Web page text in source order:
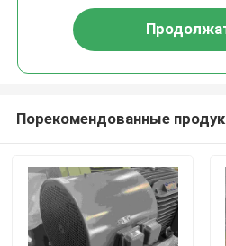
Порекомендованные